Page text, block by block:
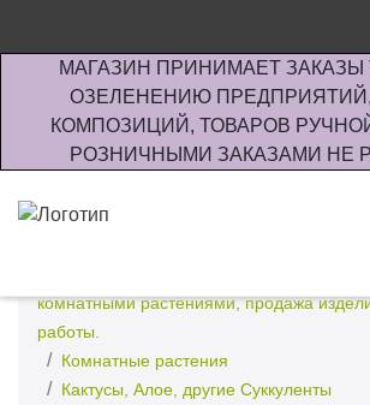
МАГАЗИН ПРИНИМАЕТ ЗАКАЗЫ
ОЗЕЛЕНЕНИЮ
КОМПОЗИЦИЙ, ТОВАРОВ
РОЗНИЧНЫМИ ЗАКАЗАМИ НЕ
комнатными растениями, продажа
работы.
Комнатные растения
Кактусы, Алое, другие Суккуленты